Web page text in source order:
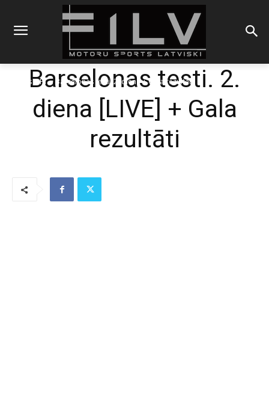
Sākums F1 Barselonas testi. 2. diena + Gala rezultāti
Barselonas testi. 2.
diena [LIVE] + Gala
rezultāti